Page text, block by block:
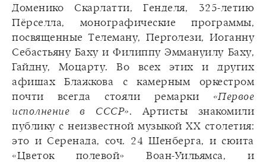
Доменико Скарлатти, Генделя, 325-летию
Пёрселла, монографические программы,
посвященные Телеману, Перголези, Иоганну
Себастьяну Баху и Филиппу Эммануилу Баху,
Гайдну, Моцарту. Во всех этих и других
афишах Блажкова с камерным оркестром
почти всегда стояли ремарки «Первое
исполнение в СССР». Артисты знакомили
публику с неизвестной музыкой ХХ столетия:
это и Серенада, соч. 24 Шенберга, и сюита
«Цветок полевой» Воан-Уильямса, и